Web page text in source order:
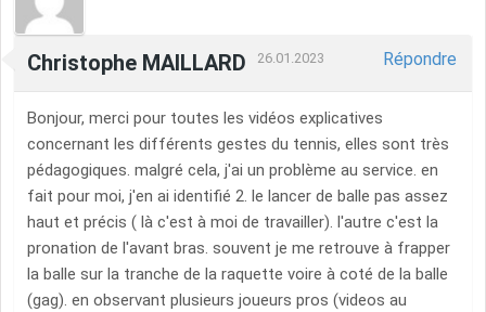
Christophe MAILLARD 26.01.2023 Répondre
Bonjour, merci pour toutes les vidéos explicatives
concernant les différents gestes du tennis, elles sont très
pédagogiques. malgré cela, j'ai un problème au service. en
fait pour moi, j'en ai identifié 2. le lancer de balle pas assez
haut et précis ( là c'est à moi de travailler). l'autre c'est la
pronation de l'avant bras. souvent je me retrouve à frapper
la balle sur la tranche de la raquette voire à coté de la balle
(gag). en observant plusieurs joueurs pros (videos au